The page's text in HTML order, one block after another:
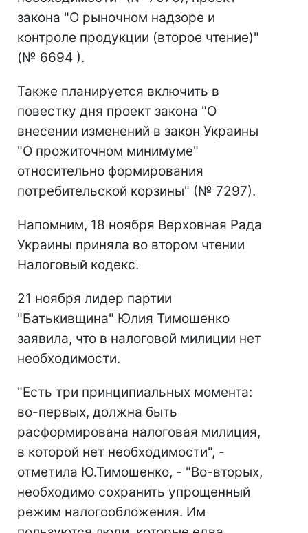
закона "О рыночном надзоре и
контроле продукции (второе чтение)"
(№ 6694 ).
Также планируется включить в
повестку дня проект закона "О
внесении изменений в закон Украины
"О прожиточном минимуме"
относительно формирования
потребительской корзины" (№ 7297).
Напомним, 18 ноября Верховная Рада
Украины приняла во втором чтении
Налоговый кодекс.
21 ноября лидер партии
"Батькивщина" Юлия Тимошенко
заявила, что в налоговой милиции нет
необходимости.
"Есть три принципиальных момента:
во-первых, должна быть
расформирована налоговая милиция,
в которой нет необходимости", -
отметила Ю.Тимошенко, - "Во-вторых,
необходимо сохранить упрощенный
режим налогообложения. Им